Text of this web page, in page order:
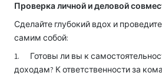
Проверка личной и деловой
Сделайте глубокий вдох и
самим собой:
1. Готовы ли вы к
доходам? К ответственности за